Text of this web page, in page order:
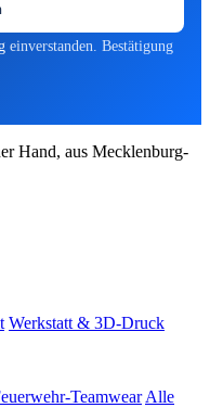
einverstanden. Bestätigung
Hand, aus Mecklenburg-
Werkstatt & 3D-Druck
Teamwear Alle